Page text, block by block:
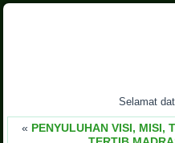
Selamat
« PENYULUHAN VISI, MISI,